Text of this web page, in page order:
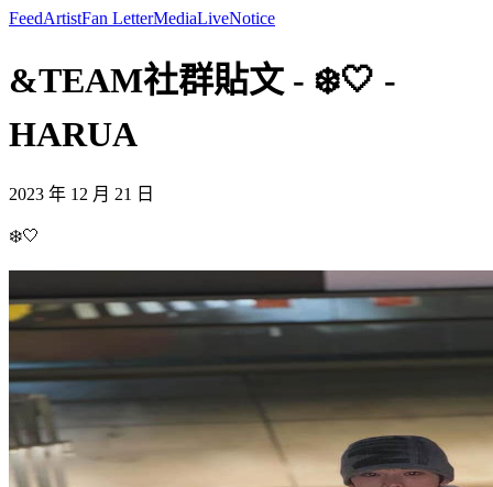
FeedArtistFan LetterMediaLiveNotice
&TEAM社群貼文 - ❄️🤍 -
HARUA
2023 年 12 月 21 日
❄️🤍